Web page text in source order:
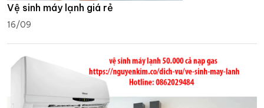
Vệ sinh máy lạnh giá rẻ
16/09